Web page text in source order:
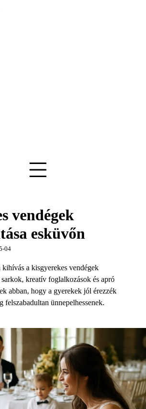
vendégek
esküvőn
04
a kisgyerekes vendégek
sarkok, kreatív foglalkozások és apró
abban, hogy a gyerekek jól érezzék
felszabadultan ünnepelhessenek.